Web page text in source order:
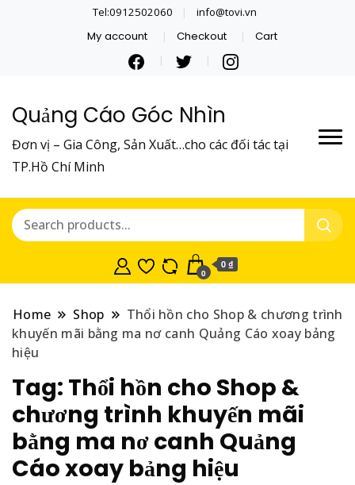
Tel:0912502060 info@tovi.vn
My account Checkout Cart
Quảng Cáo Góc Nhìn
Đơn vị – Gia Công, Sản Xuất…cho các đối tác tại
TP.Hồ Chí Minh
0
0 ₫
Home Shop
Thổi hồn cho Shop & chương trình
khuyến mãi bằng ma nơ canh Quảng Cáo xoay bảng
hiệu
Tag: Thổi hồn cho Shop &
chương trình khuyến mãi
bằng ma nơ canh Quảng
Cáo xoay bảng hiệu